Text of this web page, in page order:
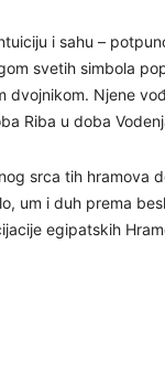
i sahu –
svetih simbola
dvojnikom. Njene
Riba u doba
srca tih hramova
um i duh prema
egipatskih